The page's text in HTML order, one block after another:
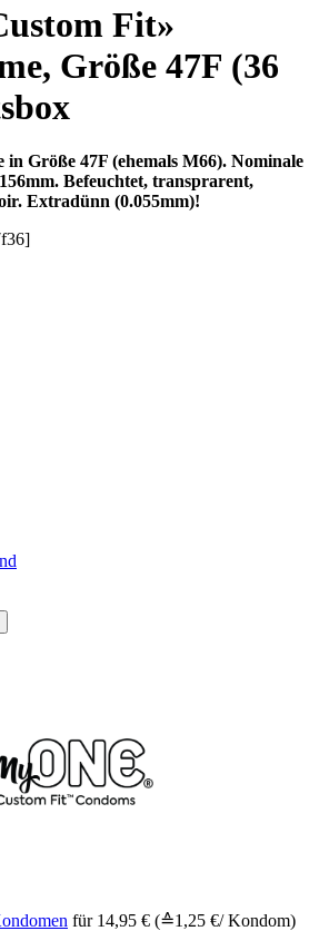
Fit»
Größe 47F (36
Größe 47F (ehemals M66). Nominale
Befeuchtet, transprarent,
Extradünn (0.055mm)!
für 14,95 € (≙1,25 €/ Kondom)